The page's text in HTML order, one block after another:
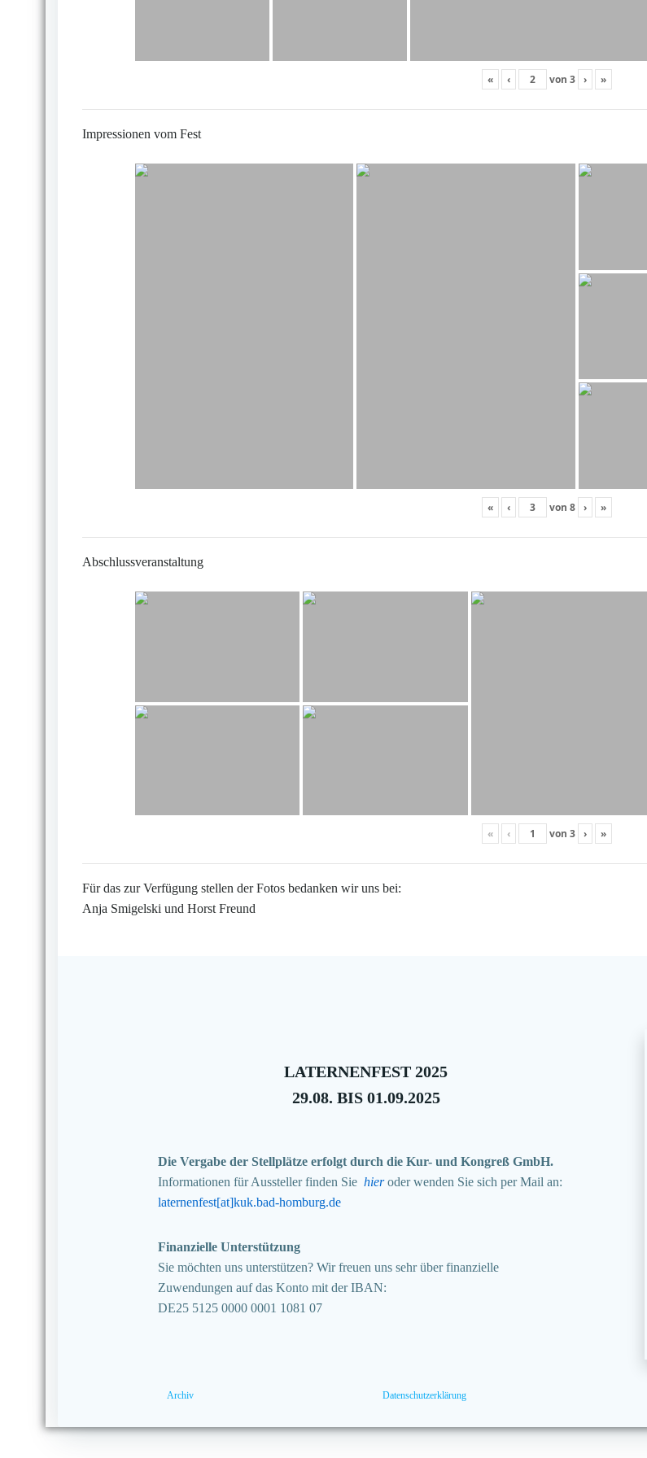
« ‹ von 3 › »
Impressionen vom Fest
« ‹ von 8 › »
Abschlussveranstaltung
« ‹ von 3 › »
Für das zur Verfügung stellen der Fotos bedanken wir uns bei:
Anja Smigelski und Horst Freund
LATERNENFEST 2025
29.08. BIS 01.09.2025
Die Vergabe der Stellplätze erfolgt durch die Kur- und Kongreß GmbH.
Informationen für Aussteller finden Sie hieroder wenden Sie sich per Mail an:
laternenfest[at]kuk.bad-homburg.de
Finanzielle Unterstützung
Sie möchten uns unterstützen? Wir freuen uns sehr über finanzielle
Zuwendungen auf das Konto mit der IBAN:
DE25 5125 0000 0001 1081 07
Archiv Datenschutzerklärung